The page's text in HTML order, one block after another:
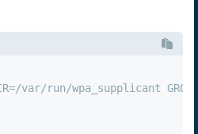
var/run/wpa_supplicant